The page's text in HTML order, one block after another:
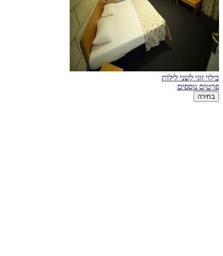
בילוי זוגי לשני לילות
פרטים נוספים
בחירה